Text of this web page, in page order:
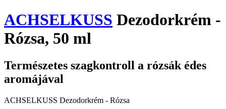
ACHSELKUSS Dezodorkrém -
Rózsa, 50 ml
Természetes szagkontroll a rózsák édes
aromájával
ACHSELKUSS Dezodorkrém - Rózsa